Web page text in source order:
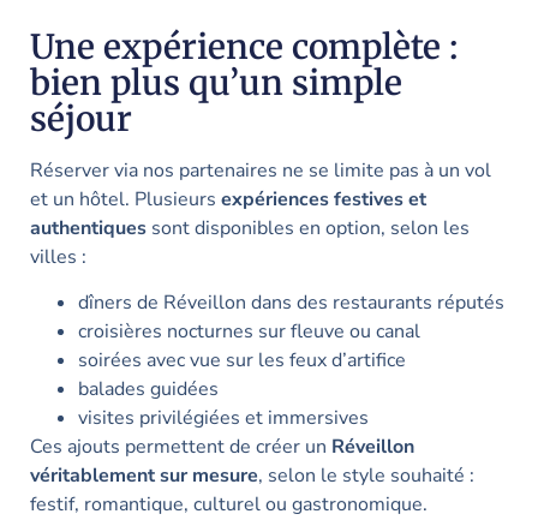
Une expérience complète :
bien plus qu’un simple
séjour
Réserver via nos partenaires ne se limite pas à un vol
et un hôtel. Plusieurs expériences festives et
authentiques sont disponibles en option, selon les
villes :
dîners de Réveillon dans des restaurants réputés
croisières nocturnes sur fleuve ou canal
soirées avec vue sur les feux d’artifice
balades guidées
visites privilégiées et immersives
Ces ajouts permettent de créer un Réveillon
véritablement sur mesure, selon le style souhaité :
festif, romantique, culturel ou gastronomique.